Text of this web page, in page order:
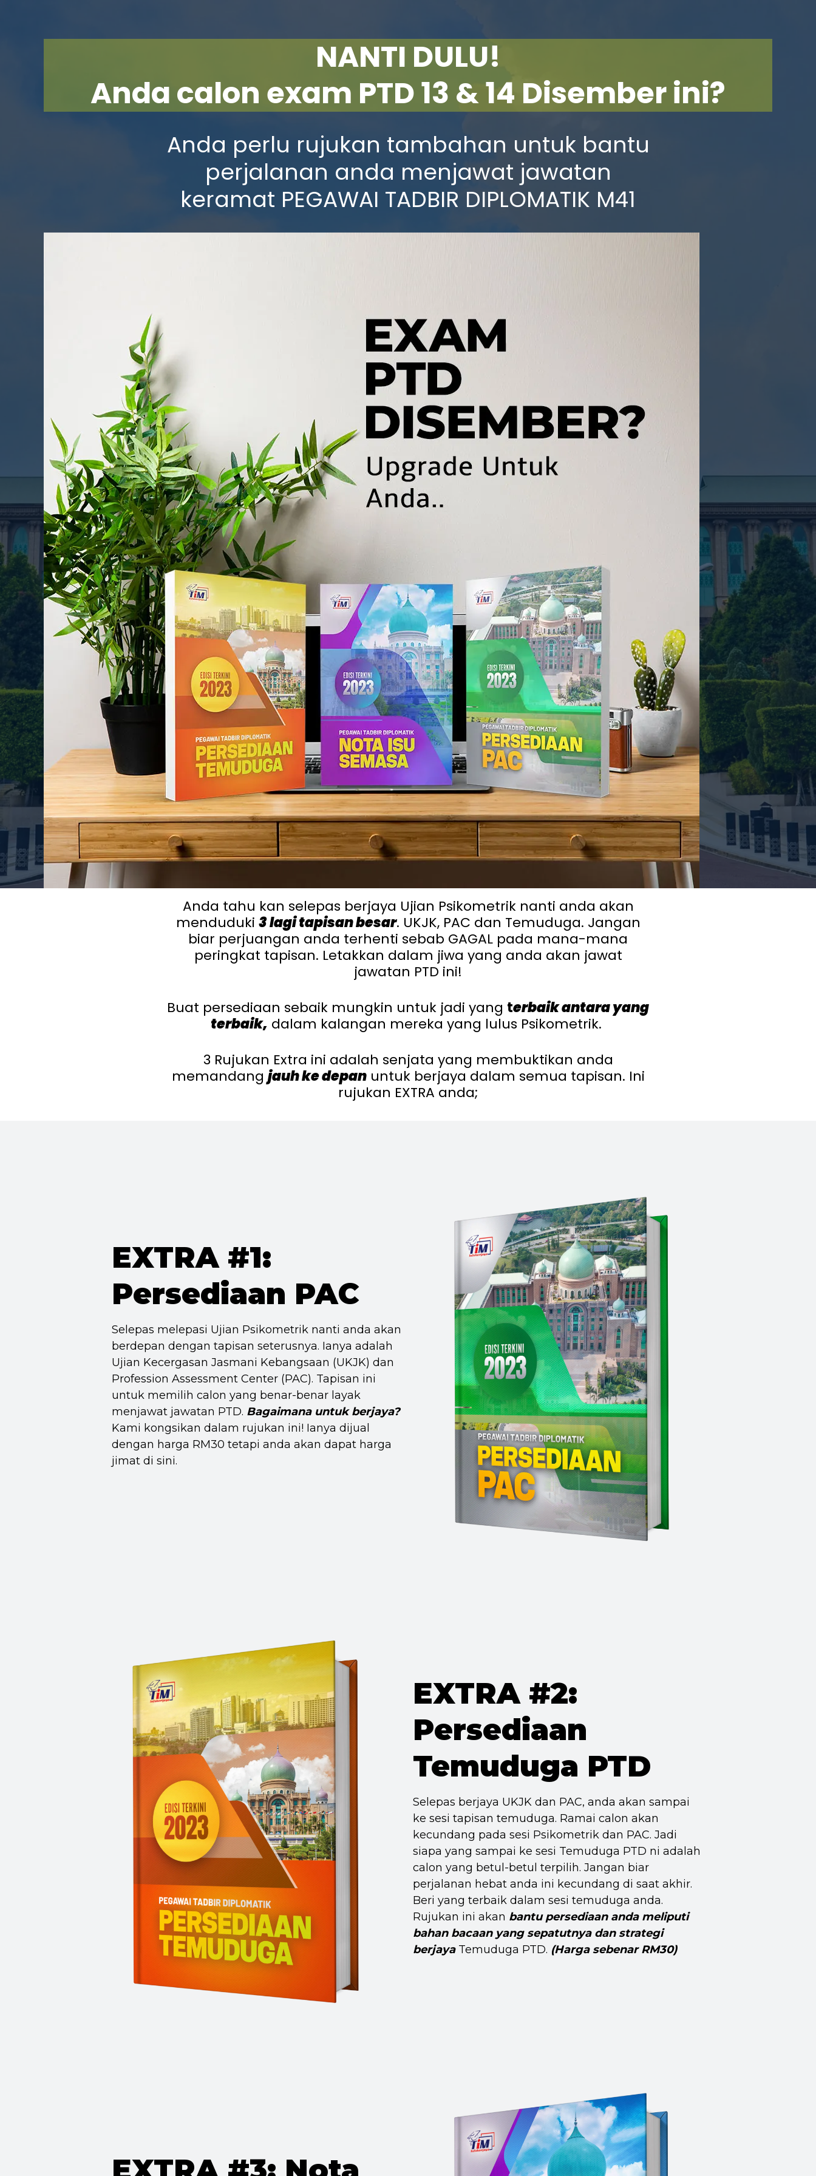
NANTI DULU!
Anda calon exam PTD 13 & 14 Disember ini?
Anda perlu rujukan tambahan untuk bantu
perjalanan anda menjawat jawatan
keramat PEGAWAI TADBIR DIPLOMATIK M41
Anda tahu kan selepas berjaya Ujian Psikometrik nanti anda akan
menduduki 3 lagi tapisan besar. UKJK, PAC dan Temuduga. Jangan
biar perjuangan anda terhenti sebab GAGAL pada mana-mana
peringkat tapisan. Letakkan dalam jiwa yang anda akan jawat
jawatan PTD ini!
Buat persediaan sebaik mungkin untuk jadi yang terbaik antara yang
terbaik, dalam kalangan mereka yang lulus Psikometrik.
3 Rujukan Extra ini adalah senjata yang membuktikan anda
memandangjauh ke depanuntuk berjaya dalam semua tapisan. Ini
rujukan EXTRA anda;
EXTRA #1:
Persediaan PAC
Selepas melepasi Ujian Psikometrik nanti anda akan
berdepan dengan tapisan seterusnya. Ianya adalah
Ujian Kecergasan Jasmani Kebangsaan (UKJK) dan
Profession Assessment Center (PAC). Tapisan ini
untuk memilih calon yang benar-benar layak
menjawat jawatan PTD. Bagaimana untuk berjaya?
Kami kongsikan dalam rujukan ini! Ianya dijual
dengan harga RM30 tetapi anda akan dapat harga
jimat di sini.
EXTRA #2:
Persediaan
Temuduga PTD
Selepas berjaya UKJK dan PAC, anda akan sampai
ke sesi tapisan temuduga. Ramai calon akan
kecundang pada sesi Psikometrik dan PAC. Jadi
siapa yang sampai ke sesi Temuduga PTD ni adalah
calon yang betul-betul terpilih. Jangan biar
perjalanan hebat anda ini kecundang di saat akhir.
Beri yang terbaik dalam sesi temuduga anda.
Rujukan ini akan bantu persediaan anda meliputi
bahan bacaan yang sepatutnya dan strategi
berjayaTemuduga PTD. (Harga sebenar RM30)